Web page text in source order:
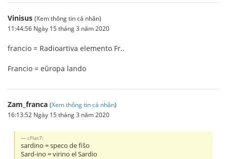
Vinisus (Xem thông tin cá nhân)
11:44:56 Ngày 15 tháng 3 năm 2020
francio = Radioartiva elemento Fr..
Francio = eŭropa lando
Zam_franca (Xem thông tin cá nhân)
16:13:52 Ngày 15 tháng 3 năm 2020
cFlat7:
sardino = speco de fiŝo
Sard-ino = virino el Sardio